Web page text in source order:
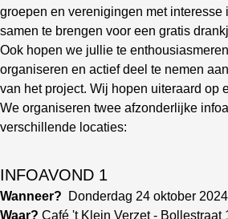
groepen en verenigingen met interesse
samen te brengen voor een gratis
Ook hopen we jullie te
organiseren en actief deel te nemen
van het project. Wij hopen uiteraard op
We organiseren twee afzonderlijke
verschillende locaties:
INFOAVOND 1
Wanneer? Donderdag 24 oktober
Waar? Café 't Klein Verzet - Bollestraat